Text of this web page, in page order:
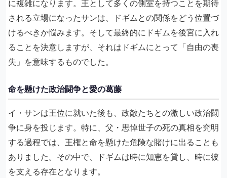
に複雑になります。王として多くの側室を持つことを期待
される立場になったサンは、ドギムとの関係をどう位置づ
けるべきか悩みます。そして最終的にドギムを後宮に入れ
ることを決意しますが、それはドギムにとって「自由の喪
失」を意味するものでした。
命を懸けた政治闘争と愛の葛藤
イ・サンは王位に就いた後も、政敵たちとの激しい政治闘
争に身を投じます。特に、父・思悼世子の死の真相を究明
する過程では、王権と命を懸けた危険な賭けに出ることも
ありました。その中で、ドギムは時に知恵を貸し、時に彼
を支える存在となります。